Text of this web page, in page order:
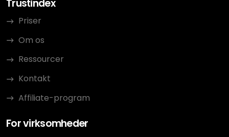
Trustindex
Priser
Om os
Ressourcer
Kontakt
Affiliate-program
For virksomheder